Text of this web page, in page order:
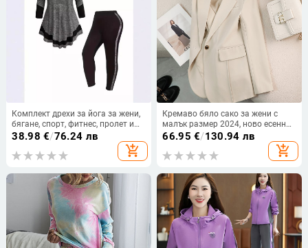
Комплект дрехи за йога за жени,
бягане, спорт, фитнес, пролет и
лято, нова мода, висок клас,
WA1+WC1
38.98 €/76.24 лв
add_shopping_cart
Кремаво бяло сако за жени с
малък размер 2024, ново есенно
свободно ежедневно яке тази
година, популярен малък костюм
66.95 €/130.94 лв
add_shopping_cart